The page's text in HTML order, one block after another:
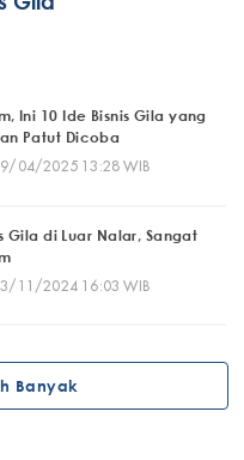
Ini 10 Ide Bisnis Gila yang
Patut Dicoba
04/2025 13:28 WIB
Gila di Luar Nalar, Sangat
11/2024 16:03 WIB
Banyak